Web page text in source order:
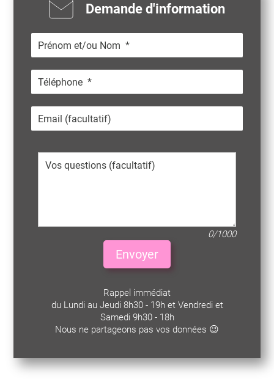
Demande d'information
0/1000
Envoyer
Rappel immédiat
du Lundi au Jeudi 8h30 - 19h et Vendredi et
Samedi 9h30 - 18h
Nous ne partageons pas vos données 😉